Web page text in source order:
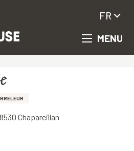
MENU
FR
Chapareillan